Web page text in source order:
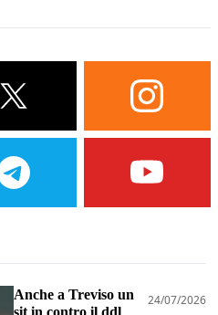
Anche a Treviso un
24/07/2026